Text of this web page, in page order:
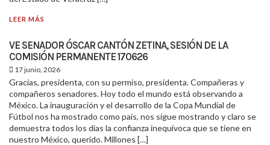
LEER MÁS
VE SENADOR ÓSCAR CANTÓN ZETINA, SESIÓN DE LA
COMISIÓN PERMANENTE 170626
17 junio, 2026
Gracias, presidenta, con su permiso, presidenta. Compañeras y
compañeros senadores. Hoy todo el mundo está observando a
México. La inauguración y el desarrollo de la Copa Mundial de
Fútbol nos ha mostrado como país, nos sigue mostrando y claro se
demuestra todos los días la confianza inequívoca que se tiene en
nuestro México, querido. Millones […]